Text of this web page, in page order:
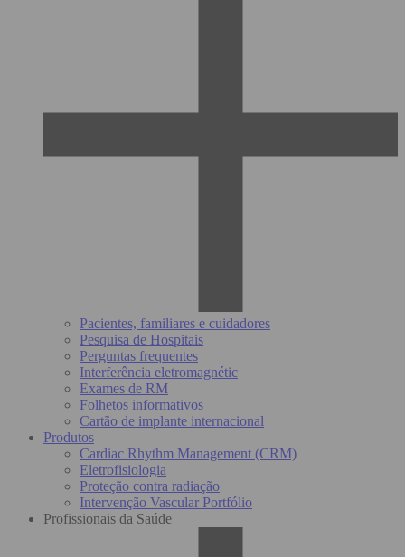
Pacientes, familiares e cuidadores
Pesquisa de Hospitais
Perguntas frequentes
Interferência eletromagnétic
Exames de RM
Folhetos informativos
Cartão de implante internacional
Produtos
Cardiac Rhythm Management (CRM)
Eletrofisiologia
Proteção contra radiação
Intervenção Vascular Portfólio
Profissionais da Saúde